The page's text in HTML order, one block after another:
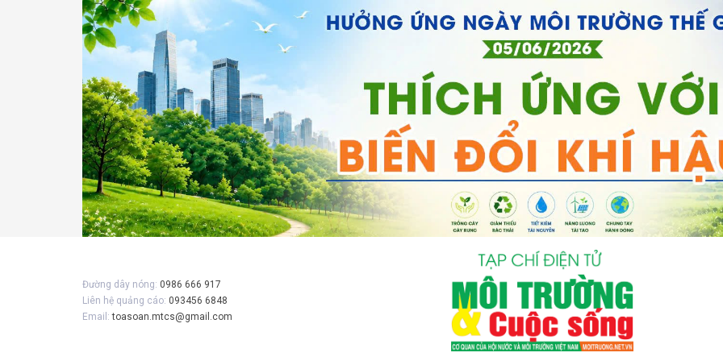
Đường dây nóng: 0986 666 917
Liên hệ quảng cáo: 093456 6848
Email:toasoan.mtcs@gmail.com
Gửi bình luận